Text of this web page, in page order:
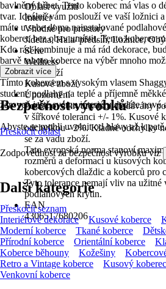
Oblast využití
Interiér
Vhodné pro prostory
Jídelna, Hala/ předsíň, Ložnice,
Série
Wellness
Typ zboží
Kusové zboží
Upozornění
Podlahové krytiny jsou dodávány
v šířkové toleranci +/- 1%. Kusové
odchylkou - 2%. Kladné odchylky
se za vadu zboží.
Tato evropská norma stanoví
rozměrů a deformací u kusových
kobercových dlaždic a koberců pro
Tyto tolerance nemají vliv na užitné
podlahových krytin.
EAN
4306517680206
bavlněný hřbet. Tento koberec má vlas o
tvar. Ideálně vám poslouží ve vaší ložnici
máte u sebe doma nainstalované
koberec bez obav umístit. Tento koberec
Kdo rád kombinuje a má rád dekorace,
barvě tohoto koberce na výběr mnoho
Tímto kobercem s vysokým vlasem
studené podlahy na teplé a příjemně
zároveň ještě svému interiéru dodáte nové
Abyste se mohli uvolnit od hlavy až k patě.
Zobrazit více
Bezpečnost výrobků
Přeskočit oblast
Zodpovědnost za bezpečnost výrobku viz
Další kategorie
Přeskočit seznam
Interiérové dekorace
Kusové koberce
Moderní koberce
Tkané koberce
Přírodní koberce
Orientální koberce
Koberce běhouny
Kožešiny
Retro a Vintage koberce
Kusový
Venkovní koberce